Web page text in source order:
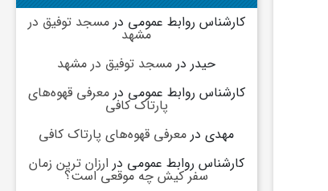
کارشناس روابط عمومی درمسجد توفیق در
مشهد
حیدردر مسجد توفیق در مشهد
کارشناس روابط عمومی درمعرفی قهوه‌های
پارتاک کافی
مهدیدر معرفی قهوه‌های پارتاک کافی
کارشناس روابط عمومی در ارزان ترین زمان
سفر کیش چه موقعی است؟